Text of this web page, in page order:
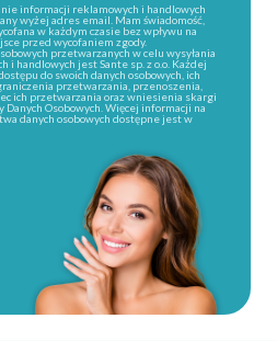
informacji reklamowych i handlowych
wyżej adres email. Mam świadomość,
w każdym czasie bez wpływu na
przed wycofaniem zgody.
przetwarzanych w celu wysyłania
i handlowych jest Sante sp. z o.o. Każdej
do swoich danych osobowych, ich
przetwarzania, przenoszenia,
ich przetwarzania oraz wniesienia skargi
Danych Osobowych. Więcej informacji na
danych osobowych dostępne jest w